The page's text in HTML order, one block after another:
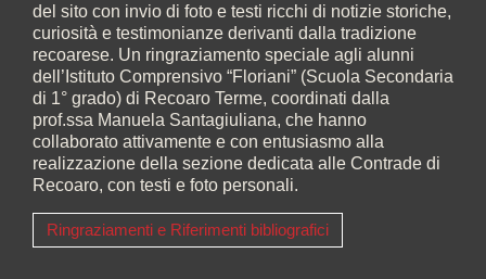
del sito con invio di foto e testi ricchi di notizie storiche,
curiosità e testimonianze derivanti dalla tradizione
recoarese. Un ringraziamento speciale agli alunni
dell’Istituto Comprensivo “Floriani” (Scuola Secondaria
di 1° grado) di Recoaro Terme, coordinati dalla
prof.ssa Manuela Santagiuliana, che hanno
collaborato attivamente e con entusiasmo alla
realizzazione della sezione dedicata alle Contrade di
Recoaro, con testi e foto personali.
Ringraziamenti e Riferimenti bibliografici